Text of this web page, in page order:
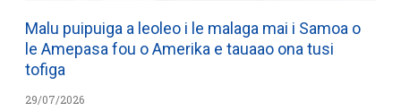
Malu puipuiga a leoleo i le malaga mai i Samoa o
le Amepasa fou o Amerika e tauaao ona tusi
tofiga
29/07/2026